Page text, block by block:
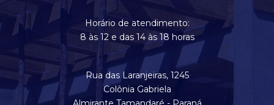
Horário de atendimento:
8 às 12 e das 14 às 18 horas
Rua das Laranjeiras, 1245
Colônia Gabriela